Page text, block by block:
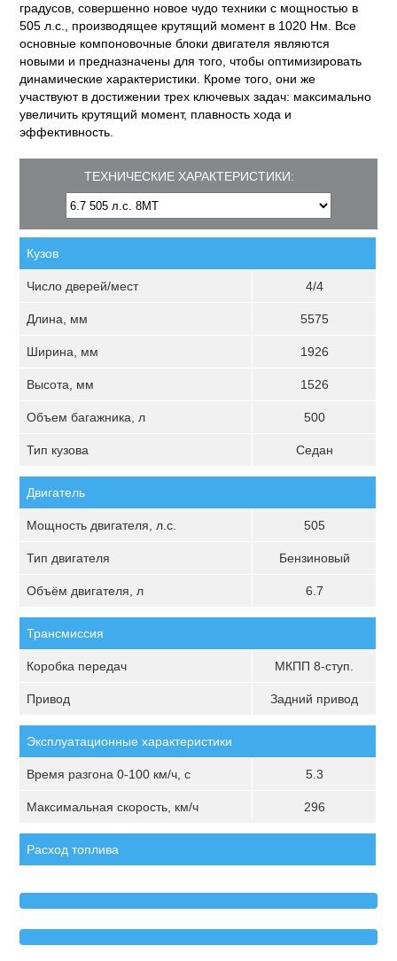
градусов, совершенно новое чудо техники с мощностью в
505 л.с., производящее крутящий момент в 1020 Нм. Все
основные компоновочные блоки двигателя являются
новыми и предназначены для того, чтобы оптимизировать
динамические характеристики. Кроме того, они же
участвуют в достижении трех ключевых задач: максимально
увеличить крутящий момент, плавность хода и
эффективность.
ТЕХНИЧЕСКИЕ ХАРАКТЕРИСТИКИ:
Кузов
Число дверей/мест 4/4
Длина, мм 5575
Ширина, мм 1926
Высота, мм 1526
Объем багажника, л 500
Тип кузова Седан
Двигатель
Мощность двигателя, л.с. 505
Тип двигателя Бензиновый
Объём двигателя, л 6.7
Трансмиссия
Коробка передач МКПП 8-ступ.
Привод Задний привод
Эксплуатационные характеристики
Время разгона 0-100 км/ч, с 5.3
Максимальная скорость, км/ч 296
Расход топлива